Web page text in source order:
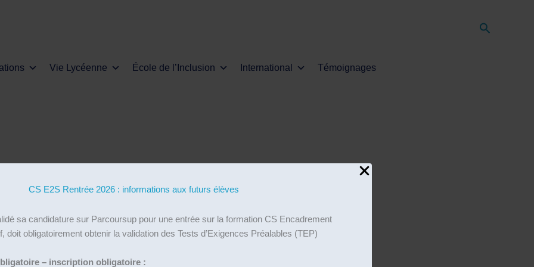
CS E2S Rentrée 2026 : informations aux futurs élèves
sa candidature sur Parcoursup pour une entrée sur la formation CS Encadrement
doit obligatoirement obtenir la validation des Tests d’Exigences Préalables (TEP)
– inscription obligatoire :
Vie Lycéenne École de l’Inclusion International Témoignages
demandé. Peut-être qu’une recherche peut vous aider.